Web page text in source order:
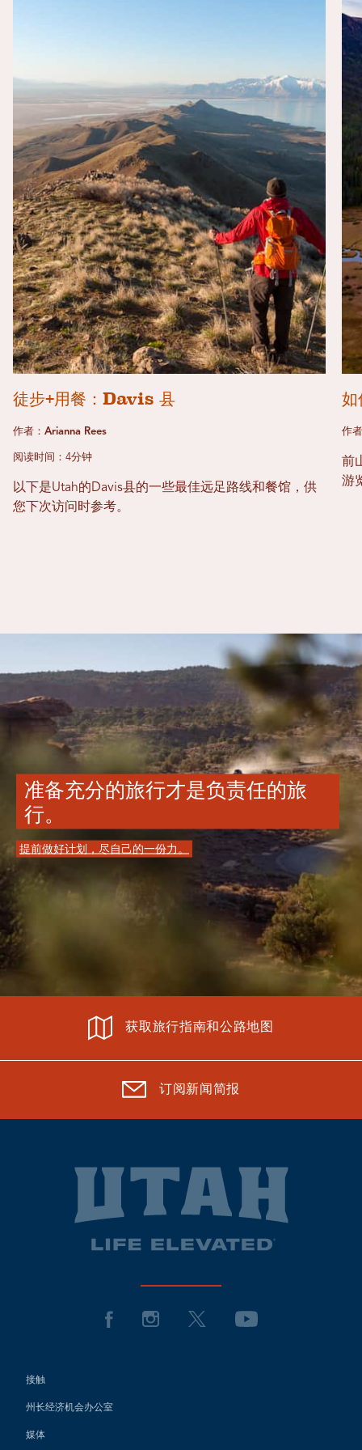
徒步+用餐：Davis 县
作者：Arianna Rees
阅读时间：4分钟
以下是Utah的Davis县的一些最佳远足路线和餐馆，供
您下次访问时参考。
作
前
游
准备充分的旅行才是负责任的旅
行。
提前做好计划，尽自己的一份力。
获取旅行指南和公路地图
订阅新闻简报
接触
州长经济机会办公室
媒体